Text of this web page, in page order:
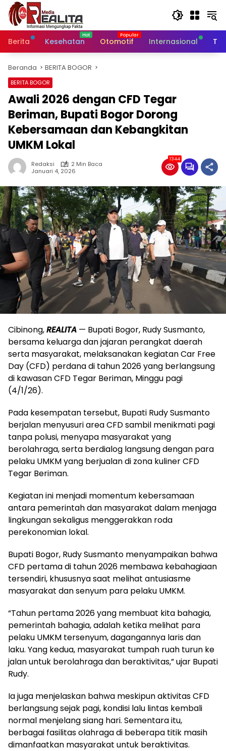
Langsung
konten
Berita
Kesehatan Otomotif Internasional
Beranda BERITA BOGOR
BERITA BOGOR
Awali 2026 dengan CFD Tegar
Beriman, Bupati Bogor Dorong
Kebersamaan dan Kebangkitan
UMKM Lokal
Redaksi
2 Min Baca
Januari 4, 2026
1344
Cibinong,REALITA — Bupati Bogor, Rudy Susmanto,
bersama keluarga dan jajaran perangkat daerah
serta masyarakat, melaksanakan kegiatan Car Free
Day (CFD) perdana di tahun 2026 yang berlangsung
di kawasan CFD Tegar Beriman, Minggu pagi
(4/1/26).
Pada kesempatan tersebut, Bupati Rudy Susmanto
berjalan menyusuri area CFD sambil menikmati pagi
tanpa polusi, menyapa masyarakat yang
berolahraga, serta berdialog langsung dengan para
pelaku UMKM yang berjualan di zona kuliner CFD
Tegar Beriman.
Kegiatan ini menjadi momentum kebersamaan
antara pemerintah dan masyarakat dalam menjaga
lingkungan sekaligus menggerakkan roda
perekonomian lokal.
Bupati Bogor, Rudy Susmanto menyampaikan bahwa
CFD pertama di tahun 2026 membawa kebahagiaan
tersendiri, khususnya saat melihat antusiasme
masyarakat dan senyum para pelaku UMKM.
“Tahun pertama 2026 yang membuat kita bahagia,
pemerintah bahagia, adalah ketika melihat para
pelaku UMKM tersenyum, dagangannya laris dan
laku. Yang kedua, masyarakat tumpah ruah turun ke
jalan untuk berolahraga dan beraktivitas,” ujar Bupati
Rudy.
Ia juga menjelaskan bahwa meskipun aktivitas CFD
berlangsung sejak pagi, kondisi lalu lintas kembali
normal menjelang siang hari. Sementara itu,
berbagai fasilitas olahraga di beberapa titik masih
dimanfaatkan masyarakat untuk beraktivitas.